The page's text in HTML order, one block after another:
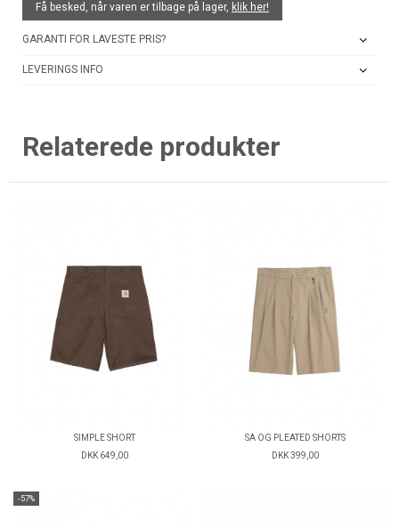
Få besked, når varen er tilbage på lager, klik her!
GARANTI FOR LAVESTE PRIS?
LEVERINGS INFO
Relaterede produkter
SIMPLE SHORT
DKK 649,00
SA OG PLEATED SHORTS
DKK 399,00
-57%